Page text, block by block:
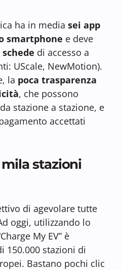
ha in media sei app
smartphone e deve
di accesso a
UScale, NewMotion).
la poca trasparenza
, che possono
stazione a stazione, e
accettati
mila stazioni
di agevolare tutte
oggi, utilizzando lo
My EV” è
150.000 stazioni di
Bastano pochi clic